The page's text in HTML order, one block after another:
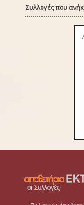
Συλλογές που